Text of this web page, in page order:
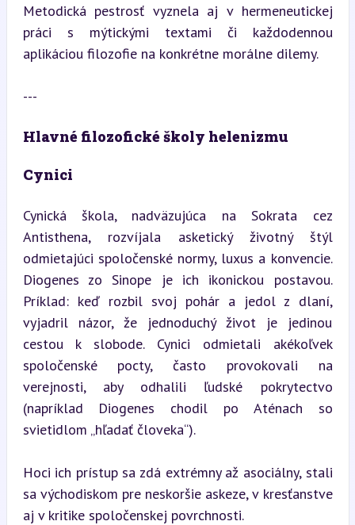
Metodická pestrosť vyznela aj v hermeneutickej
práci s mýtickými textami či každodennou
aplikáciou filozofie na konkrétne morálne dilemy.
---
Hlavné filozofické školy helenizmu
Cynici
Cynická škola, nadväzujúca na Sokrata cez
Antisthena, rozvíjala asketický životný štýl
odmietajúci spoločenské normy, luxus a konvencie.
Diogenes zo Sinope je ich ikonickou postavou.
Príklad: keď rozbil svoj pohár a jedol z dlaní,
vyjadril názor, že jednoduchý život je jedinou
cestou k slobode. Cynici odmietali akékoľvek
spoločenské pocty, často provokovali na
verejnosti, aby odhalili ľudské pokrytectvo
(napríklad Diogenes chodil po Aténach so
svietidlom „hľadať človeka“).
Hoci ich prístup sa zdá extrémny až asociálny, stali
sa východiskom pre neskoršie askeze, v kresťanstve
aj v kritike spoločenskej povrchnosti.